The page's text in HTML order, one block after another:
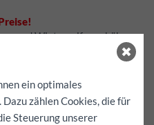
und Winterreifengebühren
EUR 0.50
ein optimales
zählen Cookies, die für
Steuerung unserer